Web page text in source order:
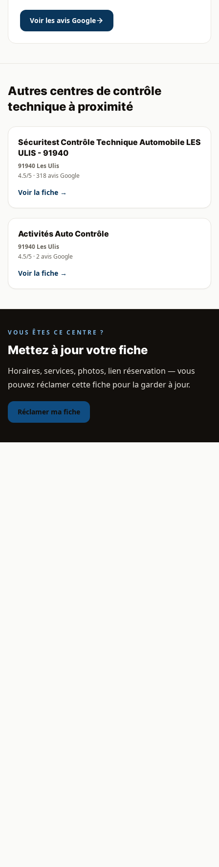
Voir les avis Google
Autres centres de contrôle
technique à proximité
Sécuritest Contrôle Technique Automobile LES
ULIS - 91940
91940 Les Ulis
4.5/5 · 318 avis Google
Voir la fiche →
Activités Auto Contrôle
91940 Les Ulis
4.5/5 · 2 avis Google
Voir la fiche →
VOUS ÊTES CE CENTRE ?
Mettez à jour votre fiche
Horaires, services, photos, lien réservation — vous
pouvez réclamer cette fiche pour la garder à jour.
Réclamer ma fiche